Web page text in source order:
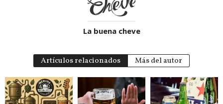
La buena cheve
Artículos relacionados Más del autor